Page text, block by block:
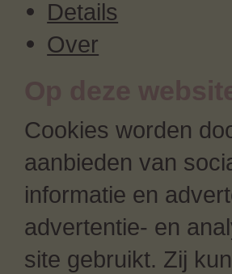
Details
Over
Op deze
Cookies worden
aanbieden van
informatie en
advertentie- en
site gebruikt. Zij